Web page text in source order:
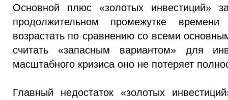
Основной плюс «золотых инвестиций»
продолжительном промежутке
возрастать по сравнению со всеми
считать «запасным вариантом» для
масштабного кризиса оно не потеряет
Главный недостаток «золотых